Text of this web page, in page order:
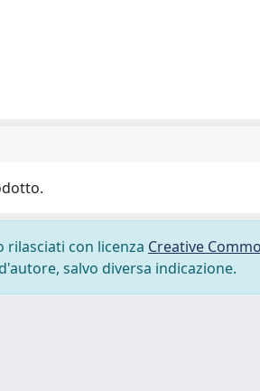
rilasciati con licenza Creative
salvo diversa indicazione.